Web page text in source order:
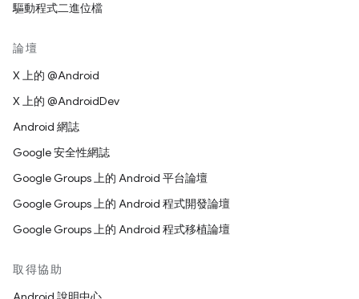
驅動程式二進位檔
論壇
X 上的 @Android
X 上的 @AndroidDev
Android 網誌
Google 安全性網誌
Google Groups 上的 Android 平台論壇
Google Groups 上的 Android 程式開發論壇
Google Groups 上的 Android 程式移植論壇
取得協助